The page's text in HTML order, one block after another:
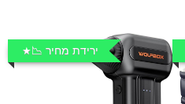
ירידת מחיר 📉